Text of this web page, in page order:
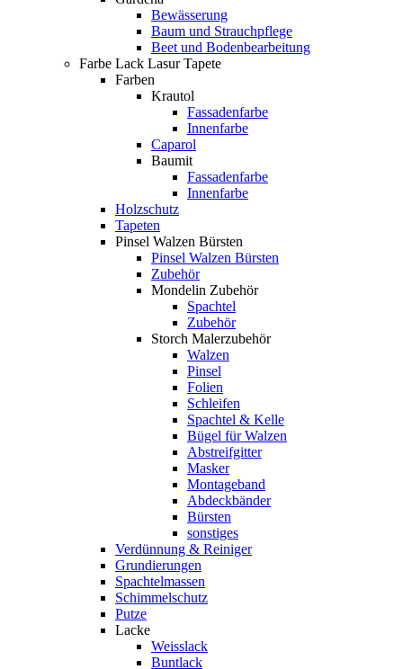
Bewässerung
Baum und Strauchpflege
Beet und Bodenbearbeitung
Farbe Lack Lasur Tapete
Farben
Krautol
Fassadenfarbe
Innenfarbe
Caparol
Baumit
Fassadenfarbe
Innenfarbe
Holzschutz
Tapeten
Pinsel Walzen Bürsten
Pinsel Walzen Bürsten
Zubehör
Mondelin Zubehör
Spachtel
Zubehör
Storch Malerzubehör
Walzen
Pinsel
Folien
Schleifen
Spachtel & Kelle
Bügel für Walzen
Abstreifgitter
Masker
Montageband
Abdeckbänder
Bürsten
sonstiges
Verdünnung & Reiniger
Grundierungen
Spachtelmassen
Schimmelschutz
Putze
Lacke
Weisslack
Buntlack